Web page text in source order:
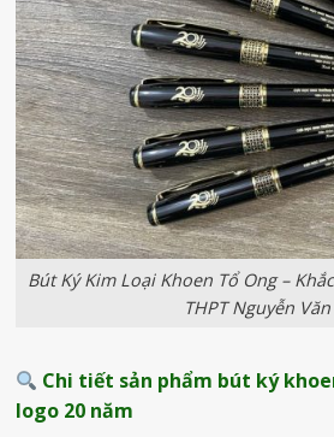
Bút Ký Kim Loại Khoen Tổ Ong –
THPT Nguyễn
Chi tiết sản phẩm bút ký
logo 20 năm